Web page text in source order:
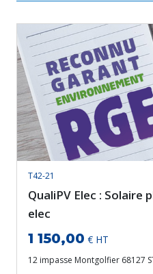
T42-21
QualiPV Elec :
elec
1 150,00 € HT
12 impasse Montgolfier 68127